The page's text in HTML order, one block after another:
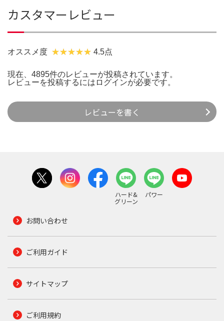
カスタマーレビュー
オススメ度 4.5点
現在、4895件のレビューが投稿されています。
レビューを投稿するには ログインが必要です。
レビューを書く
ハード&
グリーン
パワー
お問い合わせ
ご利用ガイド
サイトマップ
ご利用規約